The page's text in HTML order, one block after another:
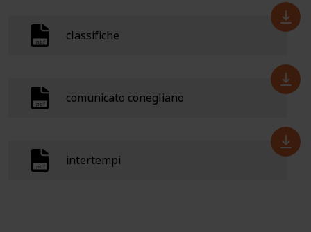
classifiche
comunicato conegliano
intertempi